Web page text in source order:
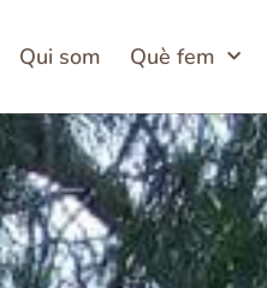
Qui som Què fem